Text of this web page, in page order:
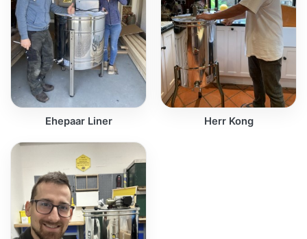
Ehepaar Liner Herr Kong